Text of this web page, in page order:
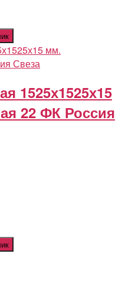
1525х1525х15
22 ФК Россия